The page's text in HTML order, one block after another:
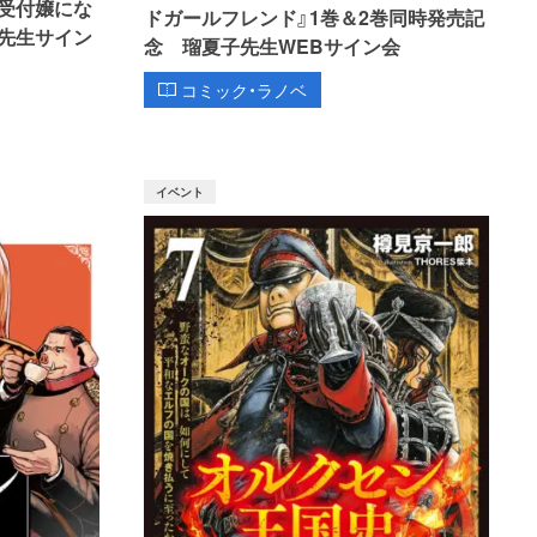
付嬢にな
生サイン
ドガールフレンド』1巻＆2巻同時発売記
念 瑠夏子先生WEBサイン会
コミック・ラノベ
イベント